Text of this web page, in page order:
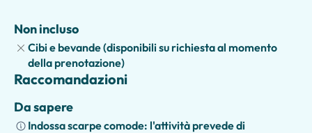
questa esperienza privata perfetta per coppie, famiglie e
piccoli gruppi in cerca di una giornata indimenticabile
Non incluso
Cibi e bevande (disponibili su richiesta al momento
della prenotazione)
Raccomandazioni
Da sapere
Indossa scarpe comode: l'attività prevede di